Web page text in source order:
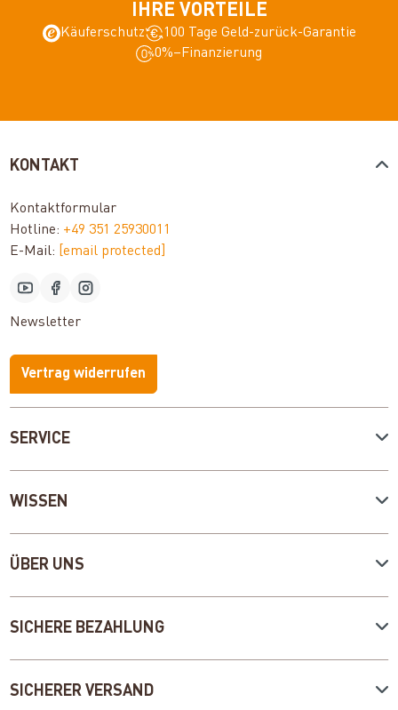
IHRE VORTEILE
Käuferschutz
100 Tage Geld-zurück-Garantie
0%–Finanzierung
SERVICE
WISSEN
ÜBER UNS
KONTAKT
Kontaktformular
Hotline: +49 351 25930011
E-Mail: [email protected]
Newsletter
Vertrag widerrufen
SICHERE BEZAHLUNG
SICHERER VERSAND